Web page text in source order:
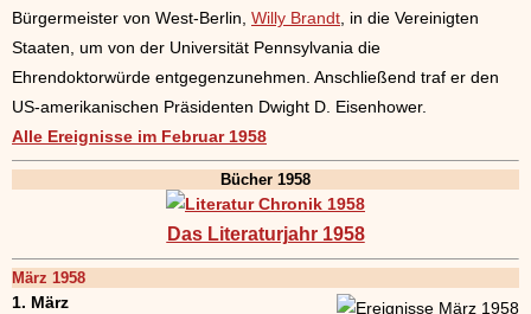
Bürgermeister von West-Berlin, Willy Brandt , in die Vereinigten
Staaten, um von der Universität Pennsylvania die
Ehrendoktorwürde entgegenzunehmen. Anschließend traf er den
US-amerikanischen Präsidenten Dwight D. Eisenhower.
Alle Ereignisse im Februar 1958
Bücher 1958
Das Literaturjahr 1958
März 1958
1. März